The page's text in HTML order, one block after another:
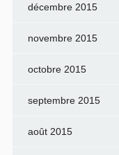
décembre 2015
novembre 2015
octobre 2015
septembre 2015
août 2015